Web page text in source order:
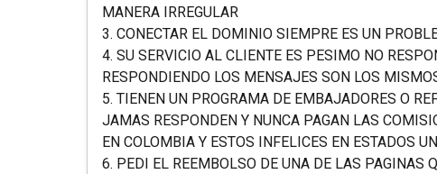
MANERA IRREGULAR
3. CONECTAR EL DOMINIO SIEMPRE ES UN
4. SU SERVICIO AL CLIENTE ES PESIMO NO
RESPONDIENDO LOS MENSAJES SON LOS
5. TIENEN UN PROGRAMA DE EMBAJADORES O
JAMAS RESPONDEN Y NUNCA PAGAN LAS
EN COLOMBIA Y ESTOS INFELICES EN ESTADOS
6. PEDI EL REEMBOLSO DE UNA DE LAS PAGINAS